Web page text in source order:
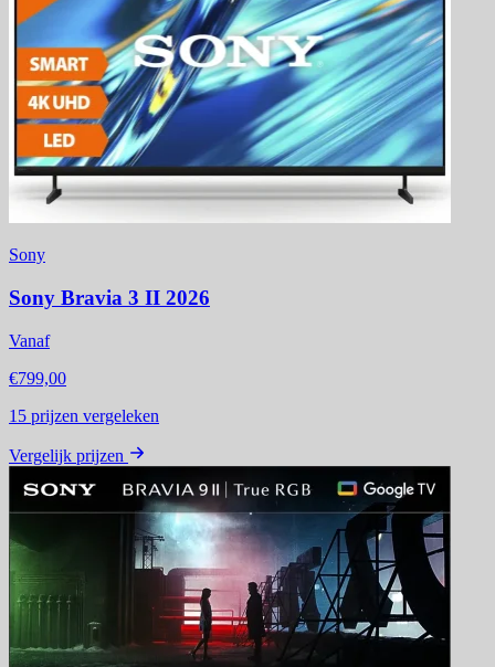
Sony
Sony Bravia 3 II 2026
Vanaf
€799,00
15 prijzen vergeleken
Vergelijk prijzen